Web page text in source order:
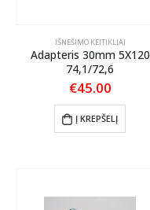
IŠNEŠIMO KEITIKLIAI
Adapteris 30mm 5X120
74,1/72,6
€45.00
Į KREPŠELĮ